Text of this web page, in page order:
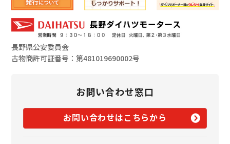
長野県公安委員会
古物商許可証番号：第481019690002号
お問い合わせ窓口
お問い合わせはこちらから